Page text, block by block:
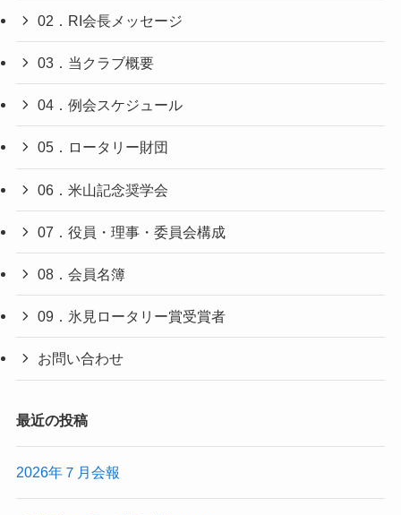
02．RI会長メッセージ
03．当クラブ概要
04．例会スケジュール
05．ロータリー財団
06．米山記念奨学会
07．役員・理事・委員会構成
08．会員名簿
09．氷見ロータリー賞受賞者
お問い合わせ
最近の投稿
2026年７月会報